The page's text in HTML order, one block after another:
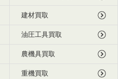
建材買取
油圧工具買取
農機具買取
重機買取